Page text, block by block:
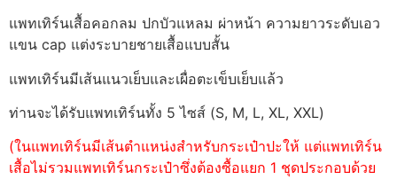
แพทเทิร์นเสื้อคอกลม ปกบัวแหลม ผ่าหน้า ความยาวระดับเอว
แขน cap แต่งระบายชายเสื้อแบบสั้น
แพทเทิร์นมีเส้นแนวเย็บและเผื่อตะเข็บเย็บแล้ว
ท่านจะได้รับแพทเทิร์นทั้ง 5 ไซส์ (S, M, L, XL, XXL)
(ในแพทเทิร์นมีเส้นตำแหน่งสำหรับกระเป๋าปะให้ แต่แพทเทิร์น
เสื้อไม่รวมแพทเทิร์นกระเป๋าซึ่งต้องซื้อแยก 1 ชุดประกอบด้วย